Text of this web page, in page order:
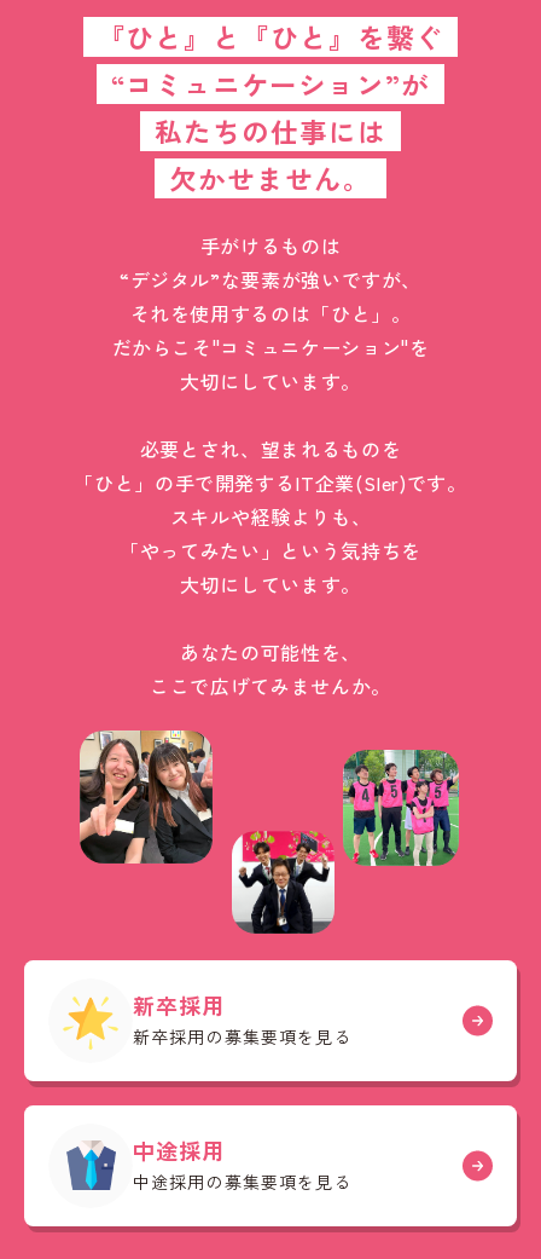
『ひと』と『ひと』を繋ぐ
“コミュニケーション”が
私たちの仕事には
欠かせません。
手がけるものは
“デジタル”な要素が強いですが、
それを使用するのは「ひと」。
だからこそ"コミュニケーション"を
大切にしています。
必要とされ、望まれるものを
「ひと」の手で開発するIT企業(SIer)です。
スキルや経験よりも、
「やってみたい」という気持ちを
大切にしています。
あなたの可能性を、
ここで広げてみませんか。
新卒採用
新卒採用の募集要項を見る
中途採用
中途採用の募集要項を見る